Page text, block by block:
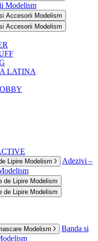
Modelism
Accesorii Modelism
Accesorii Modelism
LATINA
Lipire Modelism
Adezivi –
de Lipire Modelism
de Lipire Modelism
Modelism
Banda si